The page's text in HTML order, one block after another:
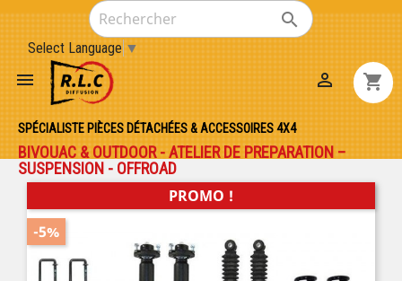

Select Language ▼
 shopping_cart

SPÉCIALISTE PIÈCES DÉTACHÉES & ACCESSOIRES 4X4
BIVOUAC & OUTDOOR - ATELIER DE PREPARATION –
SUSPENSION - OFFROAD
PROMO !
-5%